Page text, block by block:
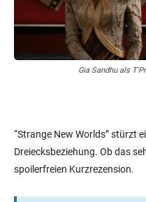
Gia Sandhu als
“Strange New Worlds” stürzt
Dreiecksbeziehung. Ob das
spoilerfreien Kurzrezension.